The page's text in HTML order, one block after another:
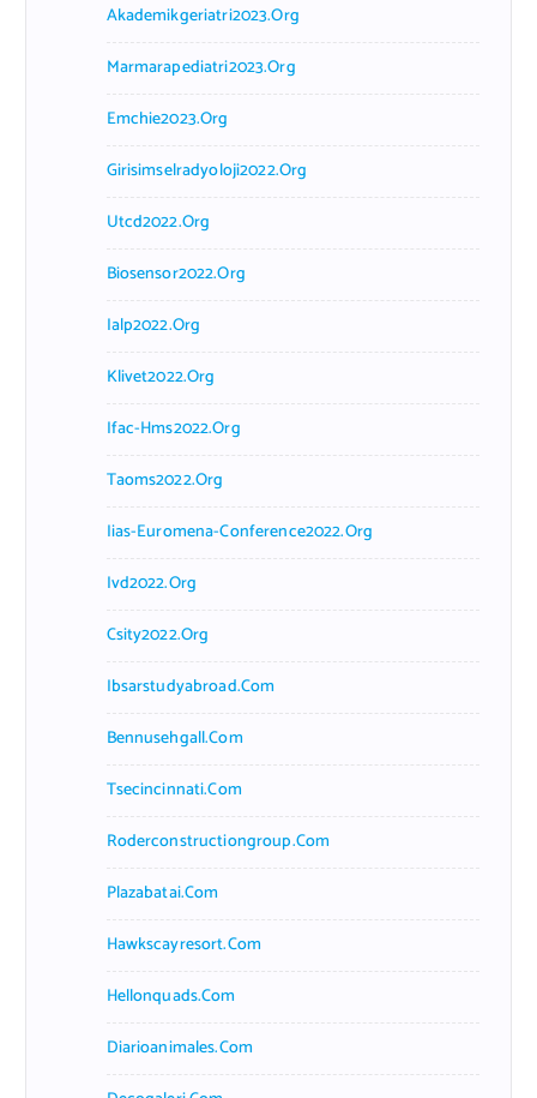
Akademikgeriatri2023.org
Marmarapediatri2023.org
Emchie2023.org
Girisimselradyoloji2022.org
Utcd2022.org
Biosensor2022.org
Ialp2022.org
Klivet2022.org
Ifac-Hms2022.org
Taoms2022.org
Iias-Euromena-Conference2022.org
Ivd2022.org
Csity2022.org
Ibsarstudyabroad.com
Bennusehgall.com
Tsecincinnati.com
Roderconstructiongroup.com
Plazabatai.com
Hawkscayresort.com
Hellonquads.com
Diarioanimales.com